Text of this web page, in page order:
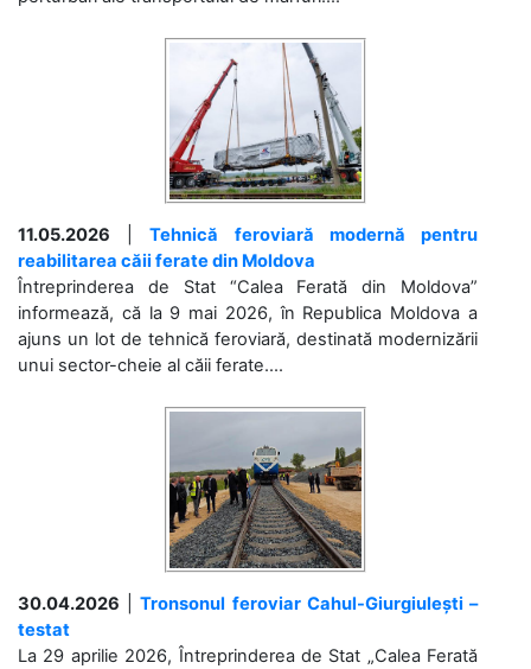
11.05.2026 |Tehnică feroviară modernă pentru
reabilitarea căii ferate din Moldova
Întreprinderea de Stat “Calea Ferată din Moldova”
informează, că la 9 mai 2026, în Republica Moldova a
ajuns un lot de tehnică feroviară, destinată modernizării
unui sector-cheie al căii ferate....
30.04.2026 |Tronsonul feroviar Cahul-Giurgiulești –
testat
La 29 aprilie 2026, Întreprinderea de Stat „Calea Ferată